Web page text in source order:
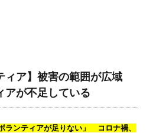
ィア】被害の範囲が広域
アが不足している
ランティアが足りない」 コロナ禍、